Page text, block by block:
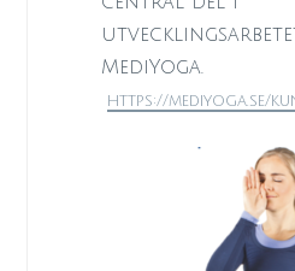
MediYoga.
https://mediyoga.se/